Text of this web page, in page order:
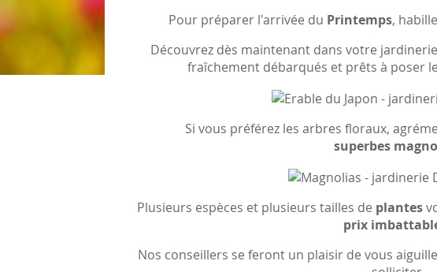
Pour préparer l'arrivée du Printemps,
Découvrez dès maintenant dans votre
fraîchement débarqués et prêts à poser
Si vous préférez les arbres floraux,
superbes
Plusieurs espèces et plusieurs tailles de plantes
prix
Nos conseillers se feront un plaisir de vous